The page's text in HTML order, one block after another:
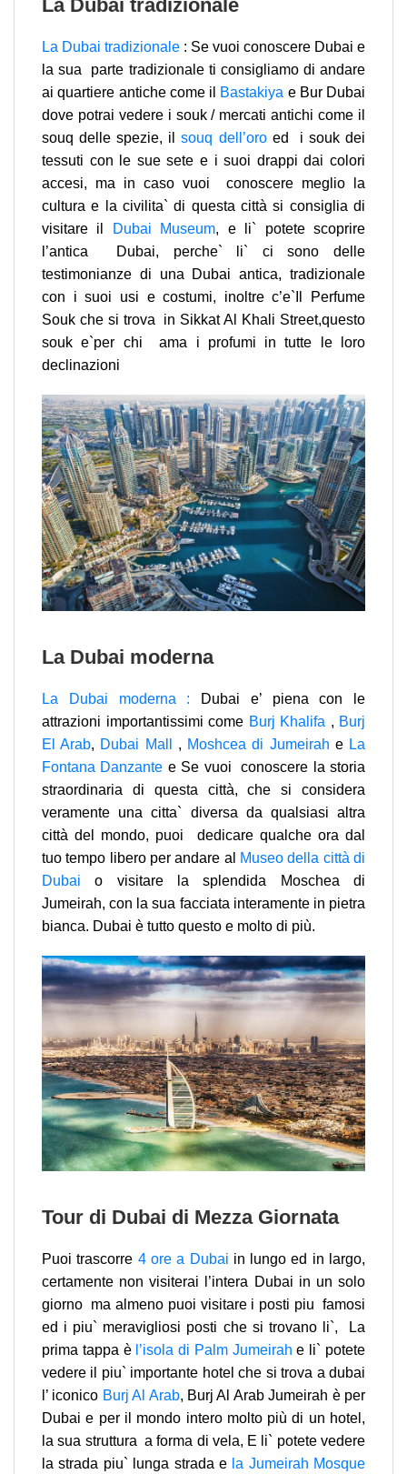
La Dubai tradizionale
La Dubai tradizionale : Se vuoi conoscere Dubai e
la sua parte tradizionale ti consigliamo di andare
ai quartiere antiche come il
Bastakiya e Bur Dubai
dove potrai vedere i souk / mercati antichi come il
souq delle spezie, ilsouq dell’oro ed i souk dei
tessuti con le sue sete e i suoi drappi dai colori
accesi, ma in caso vuoi conoscere meglio la
cultura e la civilita` di questa città si consiglia di
visitare il
Dubai Museum, e li` potete scoprire
l’antica Dubai, perche` li` ci sono delle
testimonianze di una Dubai antica, tradizionale
con i suoi usi e costumi, inoltre c’e`Il Perfume
Souk che si trova in Sikkat Al Khali Street,questo
souk e`per chi ama i profumi in tutte le loro
declinazioni
La Dubai moderna
La Dubai moderna : Dubai e’ piena con le
attrazioni importantissimi come Burj Khalifa , Burj
El Arab, Dubai Mall , Moshcea di Jumeirah e La
Fontana Danzante e Se vuoi conoscere la storia
straordinaria di questa città, che si considera
veramente una citta` diversa da qualsiasi altra
città del mondo, puoi dedicare qualche ora dal
tuo tempo libero per andare al
Museo della città di
Dubaio visitare la splendida Moschea di
Jumeirah, con la sua facciata interamente in pietra
bianca. Dubai è tutto questo e molto di più.
Tour di Dubai di Mezza Giornata
Puoi trascorre 4 ore a Dubai in lungo ed in largo,
certamente non visiterai l’intera Dubai in un solo
giorno ma almeno puoi visitare i posti piu famosi
ed i piu` meravigliosi posti che si trovano li`, La
prima tappa è l’isola di Palm Jumeirahe li` potete
vedere il piu` importante hotel che si trova a dubai
l’ iconico Burj Al Arab, Burj Al Arab Jumeirah è per
Dubai e per il mondo intero molto più di un hotel,
la sua struttura a forma di vela, E li` potete vedere
la strada piu` lunga strada e la Jumeirah Mosque